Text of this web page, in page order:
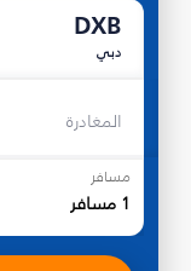
DXB
دبي
المغادرة
مسافر
1 مسافر